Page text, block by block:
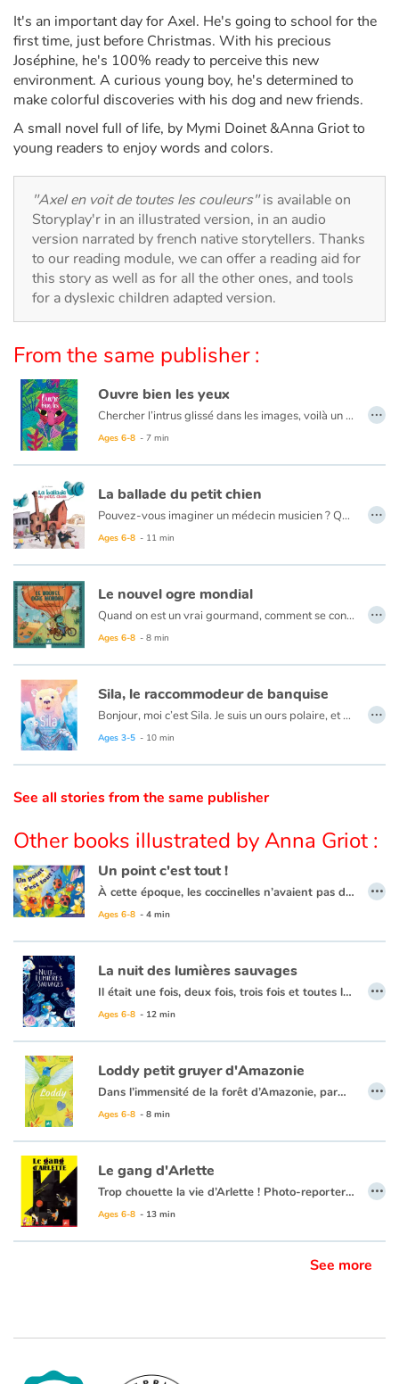
Travel, epic, investigation, adventure
Around the world
Learning
Documentaries
With the family
Daily life and hobbies
At school
Festivals and events
Love and friendship
Emotions and feelings
Formats and illustrations
Catalogue anglais
Contraste +
Help
Home
Libraries
Videos & Tutorials
Blog
Learn french with Storyplay'r
French book lists for children
Reading for children
Activities and workshops
Dyslexia and reading disorders
It's an important day for Axel. He's going to school for the
first time, just before Christmas. With his precious
Joséphine, he's 100% ready to perceive this new
environment. A curious young boy, he's determined to
make colorful discoveries with his dog and new friends.
A small novel full of life, by Mymi Doinet &Anna Griot to
young readers to enjoy words and colors.
"Axel en voit de toutes les couleurs"is available on
Storyplay'r in an illustrated version, in an audio
version narrated by french native storytellers. Thanks
to our reading module, we can offer a reading aid for
this story as well as for all the other ones, and tools
for a dyslexic children adapted version.
From the same publisher :
Ouvre bien les yeux
Chercher l’intrus glissé dans les images, voilà un nouveau jeu à dévorer ! À l’enfant de deviner grâce aux indices qui n’a pas sa place dans le tableau. Observation et réflexion se mêlent dans un livre-jeu qui commence dès la couverture de l’album. Un « cherche et trouve » aux illustrations colorées et tendance pour sensibiliser l’enfant à la préservation de l’environnement.
Ages 6-8 - 7 min
…
La ballade du petit chien
Pouvez-vous imaginer un médecin musicien ? Quelques notes de musiques, finie la grippe ! Quelques accords au piano, envolé le mal de dos ! Et pour les cas les plus graves, le violon fait son ouvrage. Un rêve, une utopie ? Non, voici le Docteur Bellenote, et son chien Ré-Mi, qui soignent tous vos soucis.
Ages 6-8 - 11 min
…
Le nouvel ogre mondial
Quand on est un vrai gourmand, comment se contenter d'un seul enfant par an ? Quittant ses parents, le petit ogre s'envole à l'assaut du monde et de ses habitants. Un tour du monde des petits enfants qui se termine bien, évidemment.
Ages 6-8 - 8 min
…
Sila, le raccommodeur de banquise
Bonjour, moi c’est Sila. Je suis un ours polaire, et mon métier c’est de raccommoder la banquise. Malheureusement, mes amis et moi, nous sommes les seuls à nous préoccuper des bobos du glacier liés au réchauffement...
Ages 3-5 - 10 min
…
See all stories from the same publisher
Other books illustrated by Anna Griot :
Un point c'est tout !
À cette époque, les coccinelles n’avaient pas de points sur leurs ailes : elles ressemblaient à des groseilles.
Vite, il faut trouver une solution pour échapper à Gobtout !
Ages 6-8 - 4 min
…
La nuit des lumières sauvages
Il était une fois, deux fois, trois fois et toutes les autres nuits, l’Enfant, qui avait peur. Jusqu’à… cette nuit-là. En compagnie d’une chauve-souris philosophe et d’une mystérieuse lynx, l’Enfant va devoir traverser la nuit. Un conte initiatique poétique dont on ressort grandi.
Ages 6-8 - 12 min
…
Loddy petit gruyer d'Amazonie
Dans l’immensité de la forêt d’Amazonie, parmi les tapirs, les jaguars et bien d’autres animaux colorés, vit Loddy, un petit colibri bien futé. Mais, un jour surgissent les hommes et leurs bulldozers, détruisant tout sur leur passage. Le conseil des animaux doit organiser la riposte ! Grâce à quelle ruse la forêt sera-t-elle préservée ? Loddy a une idée…
Ages 6-8 - 8 min
…
Le gang d'Arlette
Trop chouette la vie d’Arlette ! Photo-reporter de talent, Arlette la poule aime parcourir le monde et raconter ses péripéties autour d’un thé, à ses amis. Un jour, Pito tout affolé alerte l’assemblée : un gentil chien est en danger ! Aussitôt, Arlette et sa bande courent le sauver. En chemin, la compagnie découvre la face cachée de la condition animale : les poules emprisonnées, les oies gavées, les cochons entassés... Mais Arlette est une poule courageuse ! Avec son gang, elle fait régner la liberté !
Ages 6-8 - 13 min
…
See more